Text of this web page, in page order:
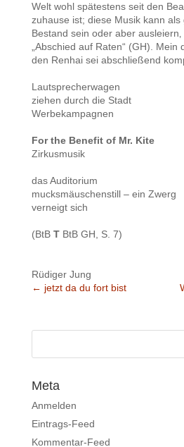
Welt wohl spätestens seit den
zuhause ist; diese Musik kann als
Bestand sein oder aber
„Abschied auf Raten“ (GH). Mein
den Renhai sei abschließend
Lautsprecherwagen
ziehen durch die Stadt
Werbekampagnen
For the Benefit of Mr. Kite
Zirkusmusik
das Auditorium
mucksmäuschenstill – ein Zwerg
verneigt sich
(BtB TBtB GH, S. 7)
Rüdiger Jung
← jetzt da du fort bist
Meta
Anmelden
Eintrags-Feed
Kommentar-Feed